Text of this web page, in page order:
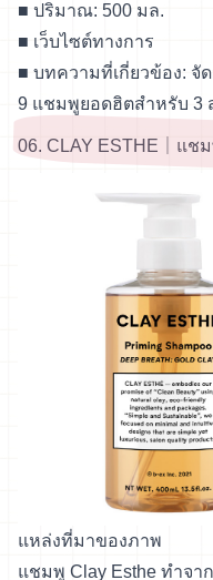
■ ปริมาณ: 500 มล.
■ เว็บไซต์ทางการ
■ บทความที่เกี่ยวข้อง: จั
9 แชมพูยอดฮิตสำหรับ 3
06. CLAY ESTHE｜แช
แหล่งที่มาของภาพ
แชมพู Clay Esthe ทำจ